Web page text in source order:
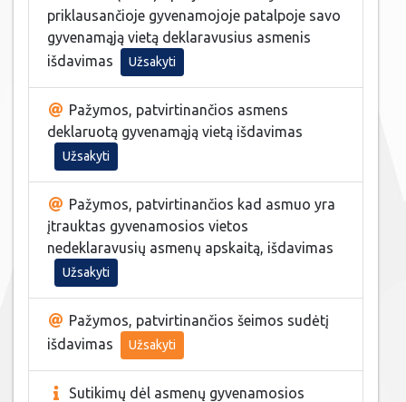
priklausančioje gyvenamojoje patalpoje savo
gyvenamąją vietą deklaravusius asmenis
išdavimas
Užsakyti
Pažymos, patvirtinančios asmens
deklaruotą gyvenamąją vietą išdavimas
Užsakyti
Pažymos, patvirtinančios kad asmuo yra
įtrauktas gyvenamosios vietos
nedeklaravusių asmenų apskaitą, išdavimas
Užsakyti
Pažymos, patvirtinančios šeimos sudėtį
išdavimas
Užsakyti
Sutikimų dėl asmenų gyvenamosios